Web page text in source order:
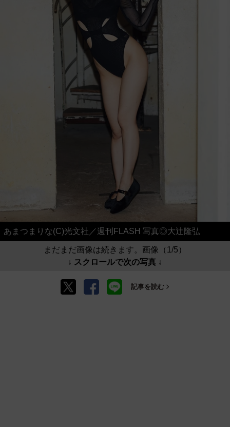
あまつまりな(C)光文社／週刊FLASH 写真◎大辻隆弘
まだまだ画像は続きます。画像（1/5）
↓ スクロールで次の写真 ↓
記事を読む